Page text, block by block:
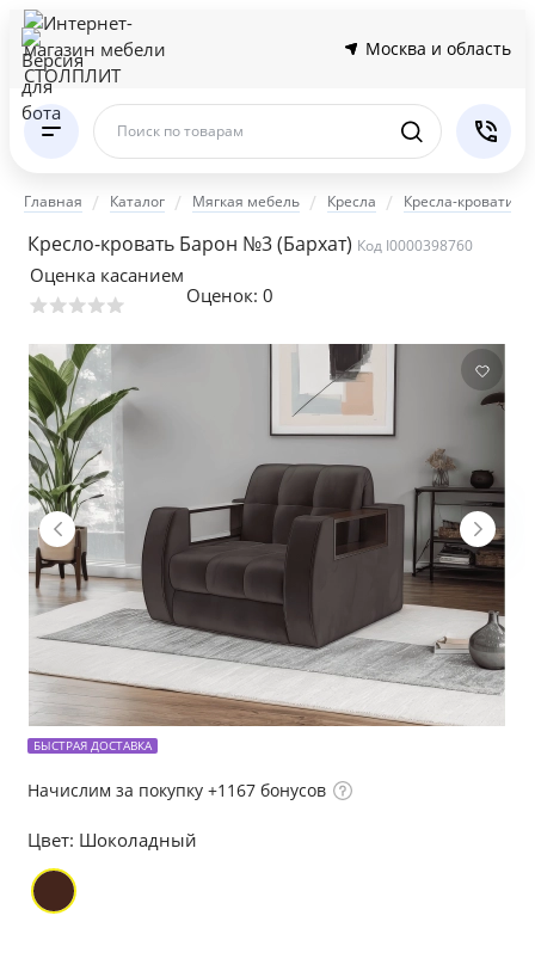
Москва и область
Поиск по товарам
Главная Каталог Мягкая мебель Кресла Кресла-кровати
Кресло-кровать Барон №3 (Бархат) Код I0000398760
Оценка касанием
Оценок: 0
БЫСТРАЯ ДОСТАВКА
Начислим за покупку +1167 бонусов
Цвет: Шоколадный